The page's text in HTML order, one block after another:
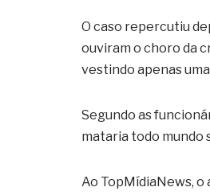
O caso repercutiu
ouviram o choro da
vestindo apenas
Segundo as
mataria todo mundo
Ao TopMídiaNews, o